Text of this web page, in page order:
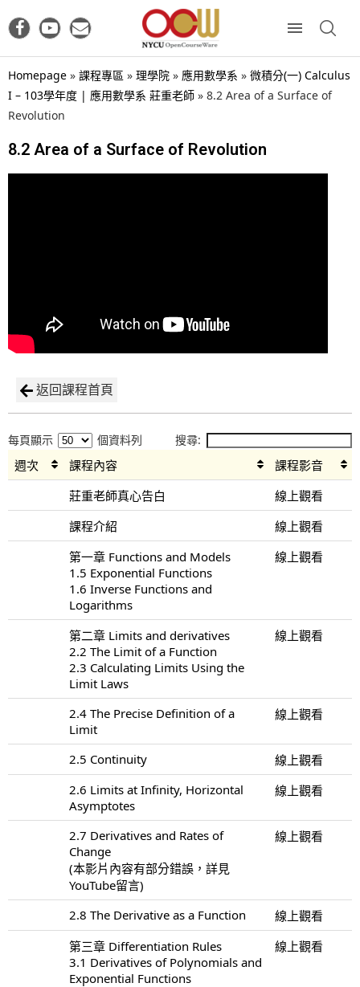
Homepage » 課程專區 » 理學院 » 應用數學系 » 微積分(一) Calculus
I – 103學年度 | 應用數學系 莊重老師 » 8.2 Area of a Surface of
Revolution
8.2 Area of a Surface of Revolution
返回課程首頁
每頁顯示 個資料列 搜尋:
週次 課程內容
課程影音
莊重老師真心告白
線上觀看
課程介紹
線上觀看
第一章 Functions and Models
1.5 Exponential Functions
1.6 Inverse Functions and
Logarithms
線上觀看
第二章 Limits and derivatives
2.2 The Limit of a Function
2.3 Calculating Limits Using the
Limit Laws
線上觀看
2.4 The Precise Definition of a
Limit
線上觀看
2.5 Continuity
線上觀看
2.6 Limits at Infinity, Horizontal
Asymptotes
線上觀看
2.7 Derivatives and Rates of
Change
(本影片內容有部分錯誤，詳見
YouTube留言)
線上觀看
2.8 The Derivative as a Function
線上觀看
第三章 Differentiation Rules
3.1 Derivatives of Polynomials and
Exponential Functions
線上觀看